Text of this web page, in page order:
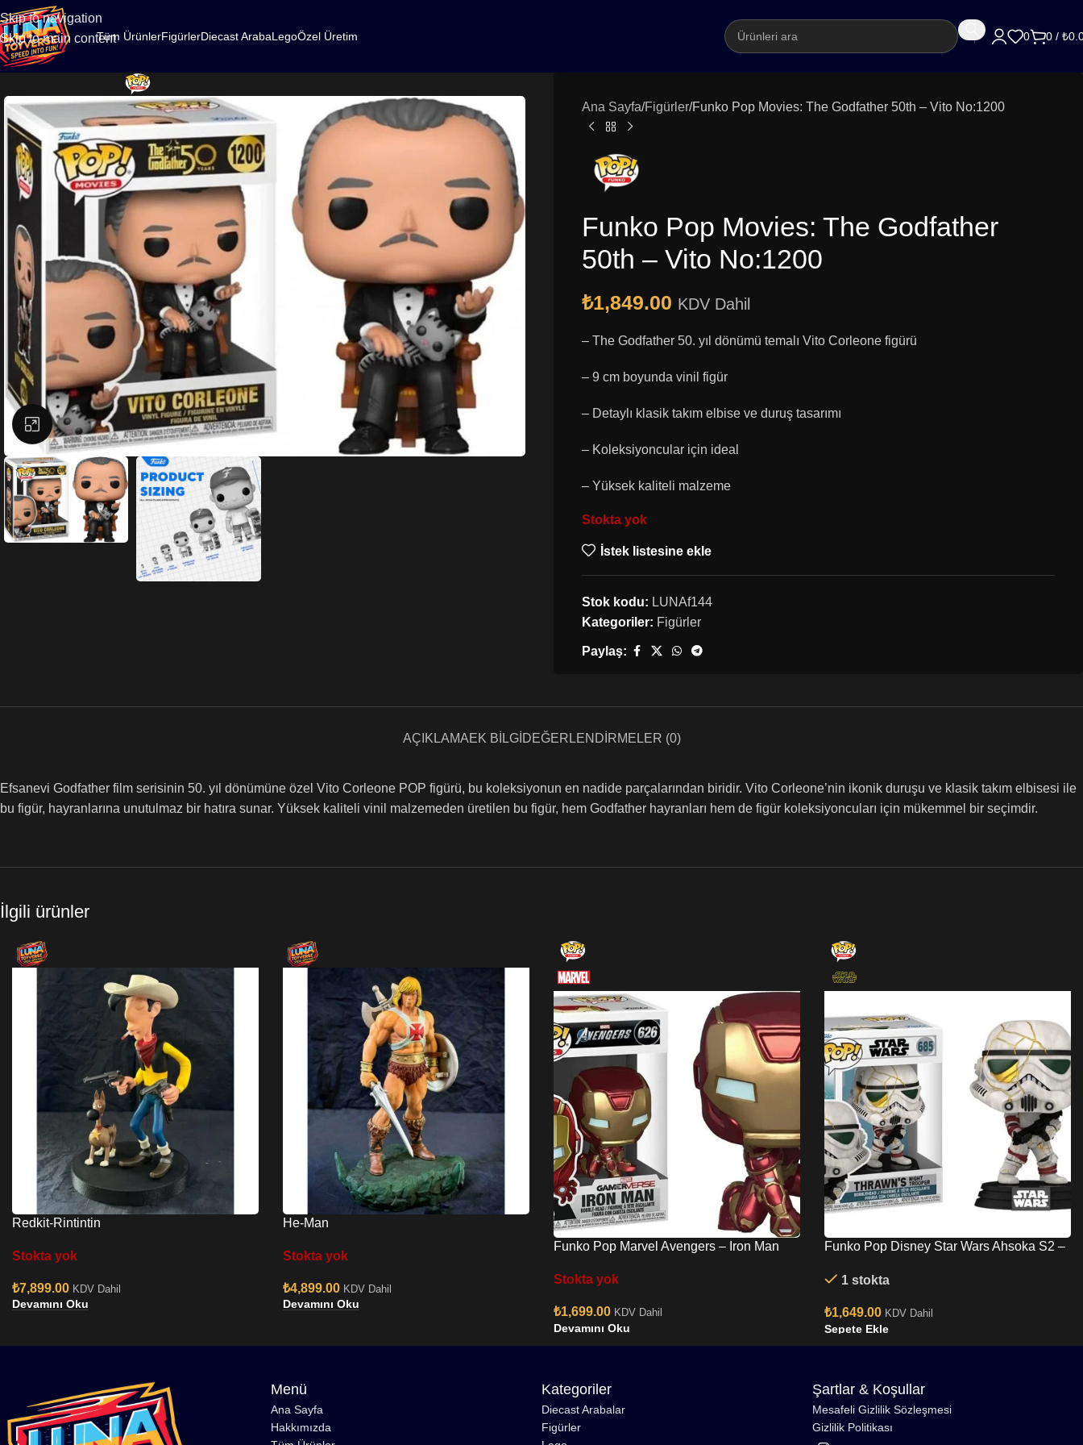
Skip to navigation
Skip to main contentTüm ÜrünlerFigürlerDiecast ArabaLegoÖzel Üretim 0 0 / ₺
Büyütmek için tıklayın
Ana Sayfa Figürler Funko Pop Movies: The Godfather 50th – Vito No:1200
Funko Pop Movies: The Godfather
50th – Vito No:1200
₺1,849.00 KDV Dahil
– The Godfather 50. yıl dönümü temalı Vito Corleone figürü
– 9 cm boyunda vinil figür
– Detaylı klasik takım elbise ve duruş tasarımı
– Koleksiyoncular için ideal
– Yüksek kaliteli malzeme
Stokta yok
İstek listesine ekle
Stok kodu: LUNAf144
Kategoriler: Figürler
Paylaş:
AÇIKLAMAEK BILGI DEĞERLENDIRMELER (0)
Efsanevi Godfather film serisinin 50. yıl dönümüne özel Vito Corleone POP figürü, bu koleksiyonun en nadide parçalarından biridir. Vito Corleone’nin ikonik duruşu ve klasik takım elbisesi ile
bu figür, hayranlarına unutulmaz bir hatıra sunar. Yüksek kaliteli vinil malzemeden üretilen bu figür, hem Godfather hayranları hem de figür koleksiyoncuları için mükemmel bir seçimdir.
İlgili ürünler
Redkit-Rintintin
Stokta yok
₺7,899.00 KDV Dahil
Devamını Oku
He-Man
Stokta yok
₺4,899.00 KDV Dahil
Devamını Oku
Funko Pop Marvel Avengers – Iron Man
Stokta yok
₺1,699.00 KDV Dahil
Devamını Oku
Funko Pop Disney Star Wars Ahsoka S2 –
Head1 stokta
₺1,649.00 KDV Dahil
Sepete Ekle
Menü
Ana Sayfa
Hakkımızda
Kategoriler
Diecast Arabalar
Figürler
Şartlar & Koşullar
Mesafeli Gizlilik Sözleşmesi
Gizlilik Politikası